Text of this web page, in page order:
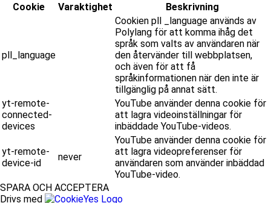
Cookie
Varaktighet Beskrivning
pll_language
Cookien pll _language används av
Polylang för att komma ihåg det
språk som valts av användaren när
den återvänder till webbplatsen,
och även för att få
språkinformationen när den inte är
tillgänglig på annat sätt.
yt-remote-
connected-
devices
YouTube använder denna cookie för
att lagra videoinställningar för
inbäddade YouTube-videos.
yt-remote-
device-id
never
YouTube använder denna cookie för
att lagra videopreferenser för
användaren som använder inbäddad
YouTube-video.
SPARA OCH ACCEPTERA
Drivs med